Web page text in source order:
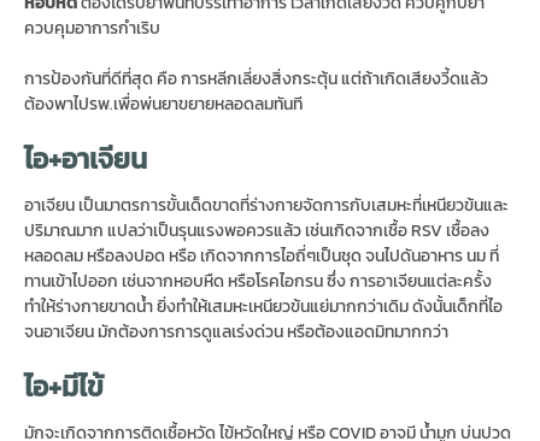
ควบคุมอาการกำเริบ
การป้องกันที่ดีที่สุด คือ การหลีกเลี่ยงสิ่งกระตุ้น แต่ถ้าเกิดเสียงวี้ดแล้ว
ต้องพาไปรพ.เพื่อพ่นยาขยายหลอดลมทันที
ไอ+อาเจียน
อาเจียน เป็นมาตรการขั้นเด็ดขาดที่ร่างกายจัดการกับเสมหะที่เหนียวข้นและ
ปริมาณมาก แปลว่าเป็นรุนแรงพอควรแล้ว เช่นเกิดจากเชื้อ RSV เชื้อลง
หลอดลม หรือลงปอด หรือ เกิดจากการไอถี่ๆเป็นชุด จนไปดันอาหาร นม ที่
ทานเข้าไปออก เช่นจากหอบหืด หรือโรคไอกรน ซึ่ง การอาเจียนแต่ละครั้ง
ทำให้ร่างกายขาดน้ำ ยิ่งทำให้เสมหะเหนียวข้นแย่มากกว่าเดิม ดังนั้นเด็กที่ไอ
จนอาเจียน มักต้องการการดูแลเร่งด่วน หรือต้องแอดมิทมากกว่า
ไอ+มีไข้
มักจะเกิดจากการติดเชื้อหวัด ไข้หวัดใหญ่ หรือ COVID อาจมี น้ำมูก บ่นปวด